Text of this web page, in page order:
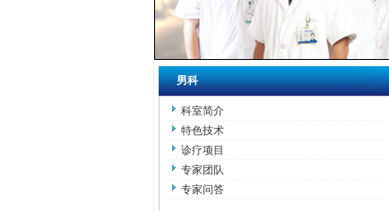
男科
科室简介
特色技术
诊疗项目
专家团队
专家问答